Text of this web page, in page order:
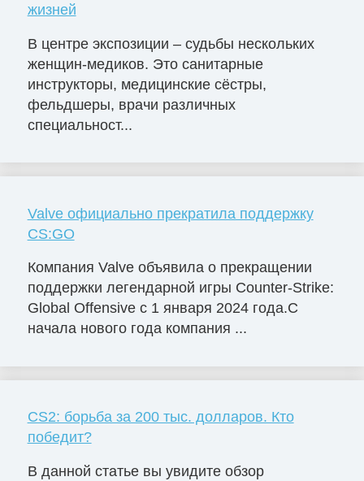
жизней
В центре экспозиции – судьбы нескольких
женщин-медиков. Это санитарные
инструкторы, медицинские сёстры,
фельдшеры, врачи различных
специальност...
Valve официально прекратила поддержку
CS:GO
Компания Valve объявила о прекращении
поддержки легендарной игры Counter-Strike:
Global Offensive с 1 января 2024 года.С
начала нового года компания ...
CS2: борьба за 200 тыс. долларов. Кто
победит?
В данной статье вы увидите обзор